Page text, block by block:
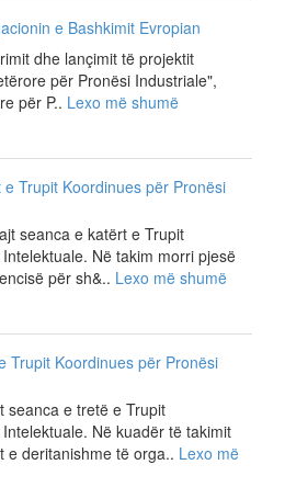
e Bashkimit Evropian
dhe lançimit të projektit
për Pronësi Industriale",
për P.. Lexo më shumë
Trupit Koordinues për Pronësi
seanca e katërt e Trupit
Në takim morri pjesë
për sh&.. Lexo më shumë
Trupit Koordinues për Pronësi
seanca e tretë e Trupit
Në kuadër të takimit
e deritanishme të orga.. Lexo më